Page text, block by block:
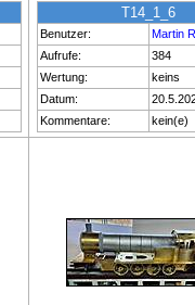
T14_1_6
Benutzer:
Martin
Aufrufe:
384
Wertung:
keins
Datum:
Kommentare:
kein(e)